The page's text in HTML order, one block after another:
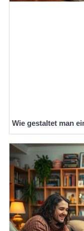
Wie gestaltet man